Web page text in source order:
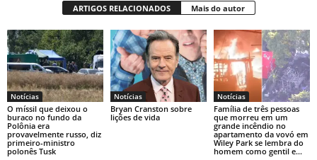
ARTIGOS RELACIONADOS Mais do autor
Notícias
O míssil que deixou o
buraco no fundo da
Polônia era
provavelmente russo, diz
primeiro-ministro
polonês Tusk
Notícias
Bryan Cranston sobre
lições de vida
Notícias
Família de três pessoas
que morreu em um
grande incêndio no
apartamento da vovó em
Wiley Park se lembra do
homem como gentil e...